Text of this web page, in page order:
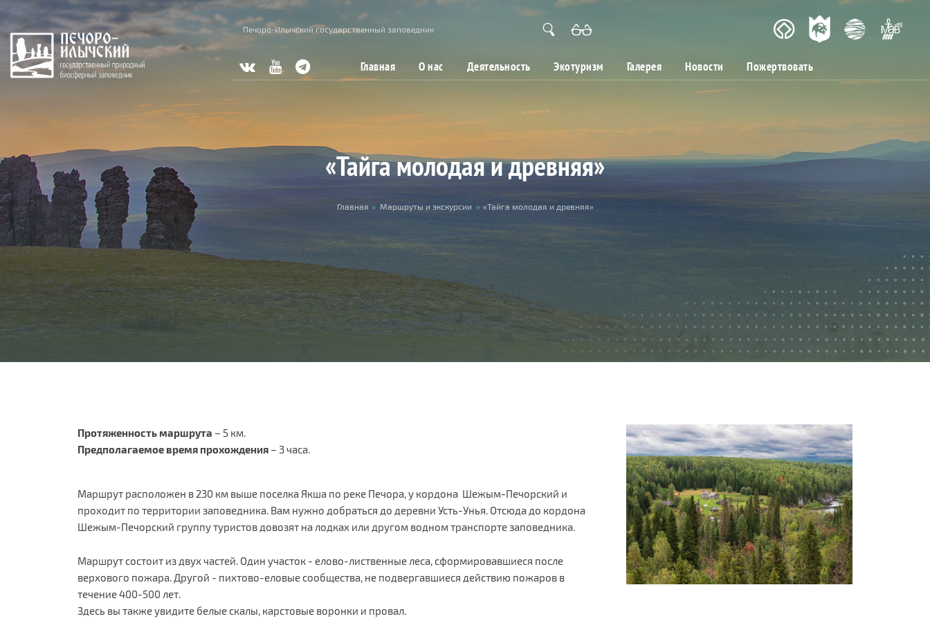
Перейти к основному содержанию
Печоро-Илычский государственный заповедник
Главная О нас Деятельность Экотуризм Галерея Новости Пожертвовать
«Тайга молодая и древняя»
Вы здесь Главная » Маршруты и экскурсии » «Тайга молодая и древняя»
Протяженность маршрута – 5 км.
Предполагаемое время прохождения – 3 часа.
Маршрут расположен в 230 км выше поселка Якша по реке Печора, у кордона Шежым-Печорский и
проходит по территории заповедника. Вам нужно добраться до деревни Усть-Унья. Отсюда до кордона
Шежым-Печорский группу туристов довозят на лодках или другом водном транспорте заповедника.
Маршрут состоит из двух частей. Один участок - елово-лиственные леса, сформировавшиеся после
верхового пожара. Другой - пихтово-еловые сообщества, не подвергавшиеся действию пожаров в
течение 400-500 лет.
Здесь вы также увидите белые скалы, карстовые воронки и провал.